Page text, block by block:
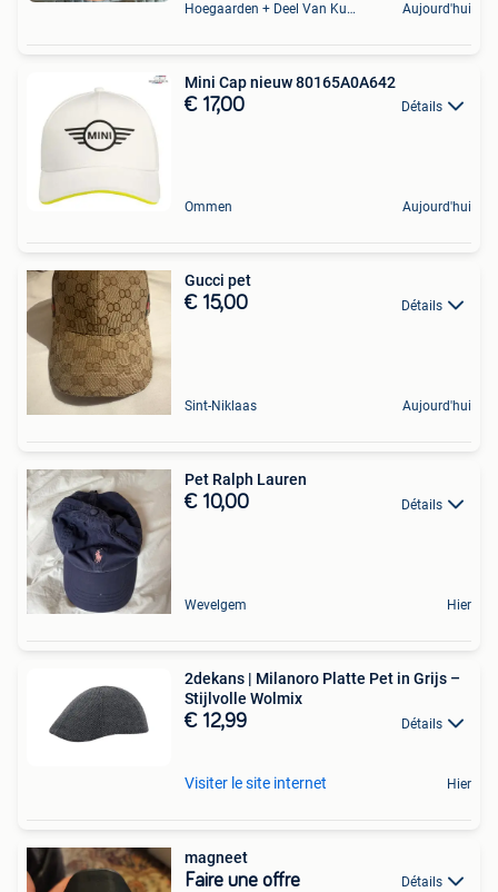
Hoegaarden + Deel Van Kumtich + Deel Van Tienen Aujourd'hui
Mini Cap nieuw 80165A0A642
€ 17,00 Détails
Ommen Aujourd'hui
Gucci pet
€ 15,00 Détails
Sint-Niklaas Aujourd'hui
Pet Ralph Lauren
€ 10,00 Détails
Wevelgem Hier
2dekans | Milanoro Platte Pet in Grijs –
Stijlvolle Wolmix
€ 12,99 Détails
Visiter le site internet Hier
magneet
Faire une offre Détails